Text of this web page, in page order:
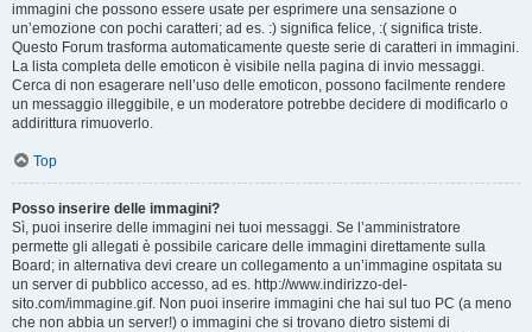
immagini che possono essere usate per esprimere una sensazione o
un’emozione con pochi caratteri; ad es. :) significa felice, :( significa triste.
Questo Forum trasforma automaticamente queste serie di caratteri in immagini.
La lista completa delle emoticon è visibile nella pagina di invio messaggi.
Cerca di non esagerare nell’uso delle emoticon, possono facilmente rendere
un messaggio illeggibile, e un moderatore potrebbe decidere di modificarlo o
addirittura rimuoverlo.
Top
Posso inserire delle immagini?
Sì, puoi inserire delle immagini nei tuoi messaggi. Se l’amministratore
permette gli allegati è possibile caricare delle immagini direttamente sulla
Board; in alternativa devi creare un collegamento a un’immagine ospitata su
un server di pubblico accesso, ad es. http://www.indirizzo-del-
sito.com/immagine.gif. Non puoi inserire immagini che hai sul tuo PC (a meno
che non abbia un server!) o immagini che si trovano dietro sistemi di